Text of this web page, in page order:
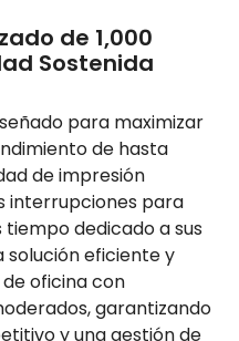
de 1,000
Sostenida
para maximizar
de hasta
de impresión
interrupciones para
dedicado a sus
solución eficiente y
oficina con
garantizando
y una gestión de